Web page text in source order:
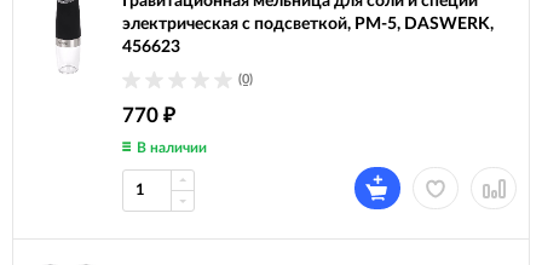
электрическая с подсветкой, PM-5, DASWERK,
456623
(0)
770 ₽
В наличии